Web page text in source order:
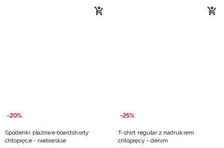
-20%
Spodenki plażowe boardshorty
chłopięce - niebieskie
-25%
T-shirt regular z nadrukiem
chłopięcy - denim